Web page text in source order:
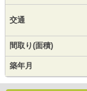
交通
間取り(面積)
築年月